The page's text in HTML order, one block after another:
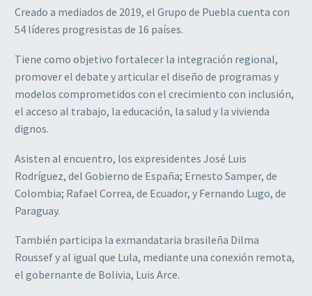
Creado a mediados de 2019, el Grupo de Puebla cuenta con
54 líderes progresistas de 16 países.
Tiene como objetivo fortalecer la integración regional,
promover el debate y articular el diseño de programas y
modelos comprometidos con el crecimiento con inclusión,
el acceso al trabajo, la educación, la salud y la vivienda
dignos.
Asisten al encuentro, los expresidentes José Luis
Rodríguez, del Gobierno de España; Ernesto Samper, de
Colombia; Rafael Correa, de Ecuador, y Fernando Lugo, de
Paraguay.
También participa la exmandataria brasileña Dilma
Roussef y al igual que Lula, mediante una conexión remota,
el gobernante de Bolivia, Luis Arce.